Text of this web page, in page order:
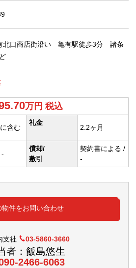
口商店街沿い 亀有駅徒歩3分 諸条
万円 税込
含む
礼金
2.2ヶ月
-
償却/
敷引
契約書による /
-
物件をお問い合わせ
支社 03-5860-3660
者：飯島悠生
2466-6063